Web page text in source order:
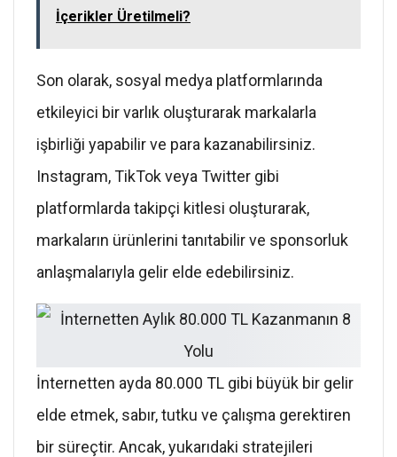
İçerikler Üretilmeli?
Son olarak, sosyal medya platformlarında
etkileyici bir varlık oluşturarak markalarla
işbirliği yapabilir ve para kazanabilirsiniz.
Instagram, TikTok veya Twitter gibi
platformlarda takipçi kitlesi oluşturarak,
markaların ürünlerini tanıtabilir ve sponsorluk
anlaşmalarıyla gelir elde edebilirsiniz.
İnternetten ayda 80.000 TL gibi büyük bir gelir
elde etmek, sabır, tutku ve çalışma gerektiren
bir süreçtir. Ancak, yukarıdaki stratejileri